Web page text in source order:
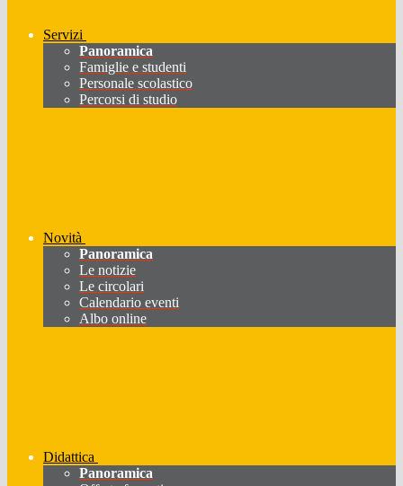
Servizi
Panoramica
Famiglie e studenti
Personale scolastico
Percorsi di studio
Novità
Panoramica
Le notizie
Le circolari
Calendario eventi
Albo online
Didattica
Panoramica